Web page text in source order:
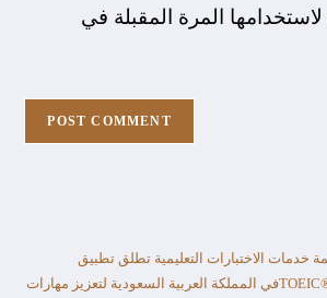
المرة المقبلة في
خدمات الاختبارات التعليمية تطلق تطبيق
TOEIC® Palفي المملكة العربية السعودية لتعزيز مهارات